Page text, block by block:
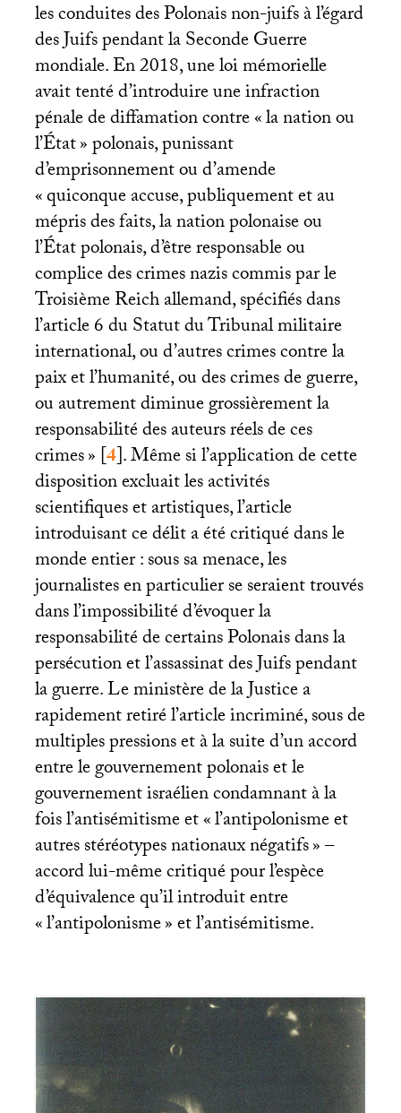
les conduites des Polonais non-juifs à l’égard
des Juifs pendant la Seconde Guerre
mondiale. En 2018, une loi mémorielle
avait tenté d’introduire une infraction
pénale de diffamation contre «la nation ou
l’État» polonais, punissant
d’emprisonnement ou d’amende
«quiconque accuse, publiquement et au
mépris des faits, la nation polonaise ou
l’État polonais, d’être responsable ou
complice des crimes nazis commis par le
Troisième Reich allemand, spécifiés dans
l’article 6 du Statut du Tribunal militaire
international, ou d’autres crimes contre la
paix et l’humanité, ou des crimes de guerre,
ou autrement diminue grossièrement la
responsabilité des auteurs réels de ces
crimes»[4]. Même si l’application de cette
disposition excluait les activités
scientifiques et artistiques, l’article
introduisant ce délit a été critiqué dans le
monde entier : sous sa menace, les
journalistes en particulier se seraient trouvés
dans l’impossibilité d’évoquer la
responsabilité de certains Polonais dans la
persécution et l’assassinat des Juifs pendant
la guerre. Le ministère de la Justice a
rapidement retiré l’article incriminé, sous de
multiples pressions et à la suite d’un accord
entre le gouvernement polonais et le
gouvernement israélien condamnant à la
fois l’antisémitisme et «l’antipolonisme et
autres stéréotypes nationaux négatifs» –
accord lui-même critiqué pour l’espèce
d’équivalence qu’il introduit entre
«l’antipolonisme» et l’antisémitisme.